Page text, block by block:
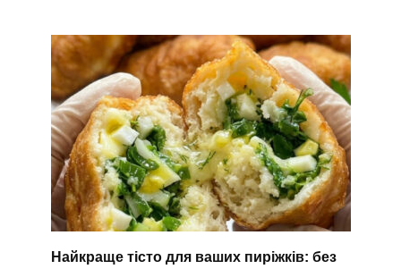
Найкраще тісто для ваших пиріжків: без